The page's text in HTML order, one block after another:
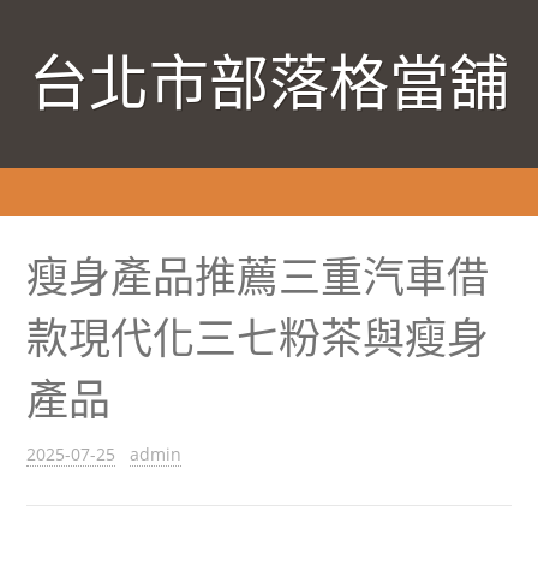
台北市部落格當舖
瘦身產品推薦三重汽車借
款現代化三七粉茶與瘦身
產品
2025-07-25 admin